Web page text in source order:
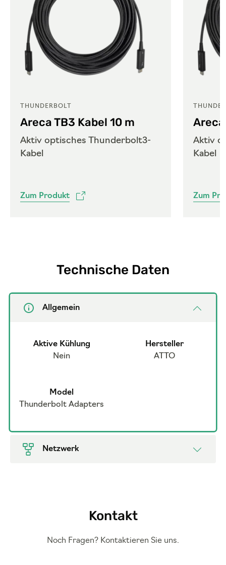
THUNDERBOLT
Areca TB3 Kabel 10 m
Aktiv optisches Thunderbolt3-
Kabel
Zum Produkt
Areca
Aktiv
Kabel
Zum
Technische Daten
Allgemein
Aktive Kühlung
Nein
Hersteller
ATTO
Model
Thunderbolt Adapters
Netzwerk
Kontakt
Noch Fragen? Kontaktieren Sie uns.